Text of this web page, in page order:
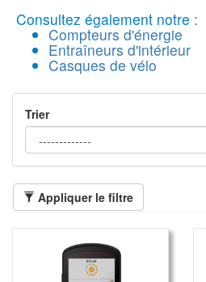
Consultez également notre :
Compteurs d'énergie
Entraîneurs d'intérieur
Casques de vélo
Trier
Appliquer le filtre